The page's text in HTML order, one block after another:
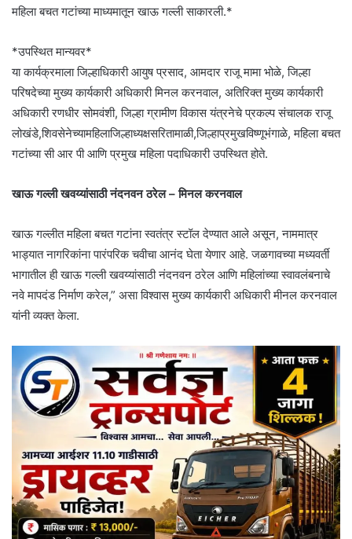
महिला बचत गटांच्या माध्यमातून खाऊ गल्ली साकारली.*
*उपस्थित मान्यवर*
या कार्यक्रमाला जिल्हाधिकारी आयुष प्रसाद, आमदार राजू मामा भोळे, जिल्हा
परिषदेच्या मुख्य कार्यकारी अधिकारी मिनल करनवाल, अतिरिक्त मुख्य कार्यकारी
अधिकारी रणधीर सोमवंशी, जिल्हा ग्रामीण विकास यंत्रनेचे प्रकल्प संचालक राजू
लोखंडे,शिवसेनेच्यामहिलाजिल्हाध्यक्षसरितामाळी,जिल्हाप्रमुखविष्णूभंगाळे, महिला बचत
गटांच्या सी आर पी आणि प्रमुख महिला पदाधिकारी उपस्थित होते.
खाऊ गल्ली खवय्यांसाठी नंदनवन ठरेल – मिनल करनवाल
खाऊ गल्लीत महिला बचत गटांना स्वतंत्र स्टॉल देण्यात आले असून, नाममात्र
भाड्यात नागरिकांना पारंपरिक चवीचा आनंद घेता येणार आहे. जळगावच्या मध्यवर्ती
भागातील ही खाऊ गल्ली खवय्यांसाठी नंदनवन ठरेल आणि महिलांच्या स्वावलंबनाचे
नवे मापदंड निर्माण करेल,” असा विश्वास मुख्य कार्यकारी अधिकारी मीनल करनवाल
यांनी व्यक्त केला.